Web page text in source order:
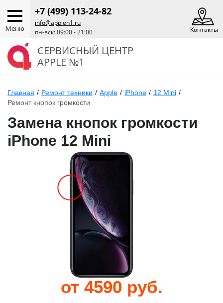
Меню
+7 (499) 113-24-82
info@applen1.ru
пн-вск: 09:00 - 21:00
Контакты
СЕРВИСНЫЙ ЦЕНТР
APPLE №1
Главная / Ремонт техники / Apple / iPhone / 12 Mini /
Ремонт кнопок громкости
Замена кнопок громкости
iPhone 12 Mini
от 4590 руб.